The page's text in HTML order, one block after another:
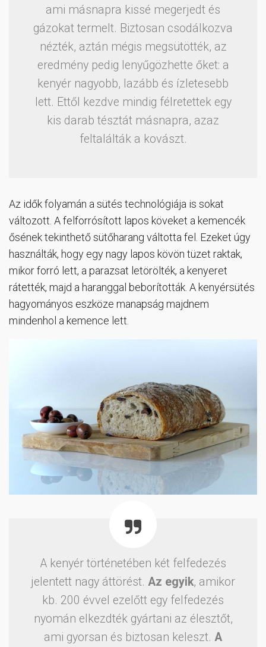
ami másnapra kissé megerjedt és
gázokat termelt. Biztosan csodálkozva
nézték, aztán mégis megsütötték, az
eredmény pedig lenyűgözhette őket: a
kenyér nagyobb, lazább és ízletesebb
lett. Ettől kezdve mindig félretettek egy
kis darab tésztát másnapra, azaz
feltalálták a kovászt.
Az idők folyamán a sütés technológiája is sokat
változott. A felforrósított lapos köveket a kemencék
ősének tekinthető sütőharang váltotta fel. Ezeket úgy
használták, hogy egy nagy lapos kövön tüzet raktak,
mikor forró lett, a parazsat letörölték, a kenyeret
rátették, majd a haranggal beborították. A kenyérsütés
hagyományos eszköze manapság majdnem
mindenhol a kemence lett.
A kenyér történetében két felfedezés
jelentett nagy áttörést. Az egyik, amikor
kb. 200 évvel ezelőtt egy felfedezés
nyomán elkezdték gyártani az élesztőt,
ami gyorsan és biztosan keleszt. A